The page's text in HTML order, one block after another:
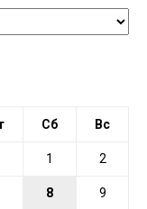
Сб Вс
1 2
8 9